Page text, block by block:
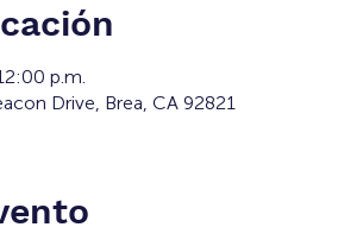
p.m.
Drive, Brea, CA 92821